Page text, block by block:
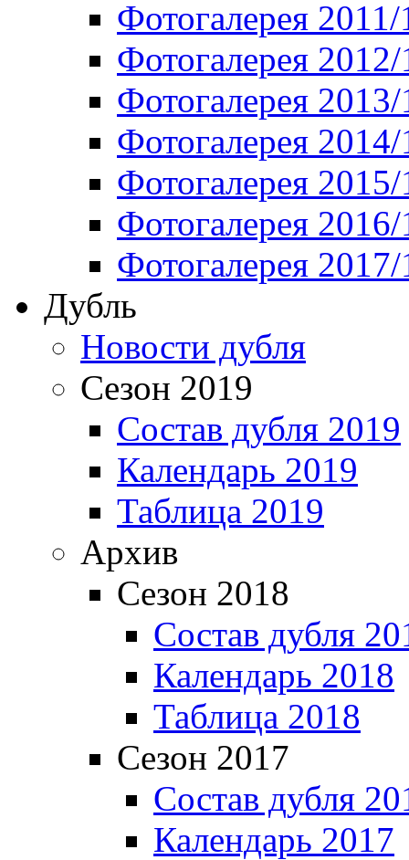
Фотогалерея 2011/
Фотогалерея
Фотогалерея
Фотогалерея
Фотогалерея
Фотогалерея
Фотогалерея
Дубль
Новости дубля
Сезон 2019
Состав дубля 2019
Календарь 2019
Таблица 2019
Архив
Сезон 2018
Состав дубля
Календарь 2018
Таблица 2018
Сезон 2017
Состав дубля
Календарь 2017